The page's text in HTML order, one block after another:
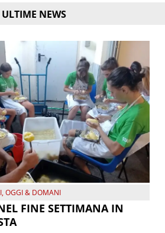
ULTIME NEWS
,OGGI & DOMANI
FINE SETTIMANA IN